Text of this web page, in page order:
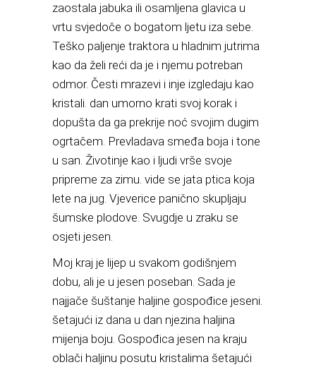
zaostala jabuka ili osamljena glavica u
vrtu svjedoče o bogatom ljetu iza sebe.
Teško paljenje traktora u hladnim jutrima
kao da želi reći da je i njemu potreban
odmor. Česti mrazevi i inje izgledaju kao
kristali. dan umorno krati svoj korak i
dopušta da ga prekrije noć svojim dugim
ogrtačem. Prevladava smeđa boja i tone
u san. Životinje kao i ljudi vrše svoje
pripreme za zimu. vide se jata ptica koja
lete na jug. Vjeverice panično skupljaju
šumske plodove. Svugdje u zraku se
osjeti jesen.
Moj kraj je lijep u svakom godišnjem
dobu, ali je u jesen poseban. Sada je
najjače šuštanje haljine gospođice jeseni.
šetajući iz dana u dan njezina haljina
mijenja boju. Gospođica jesen na kraju
oblači haljinu posutu kristalima šetajući